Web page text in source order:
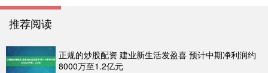
推荐阅读
正规的炒股配资 建业新生活发盈喜 预计中期净利润约
8000万至1.2亿元